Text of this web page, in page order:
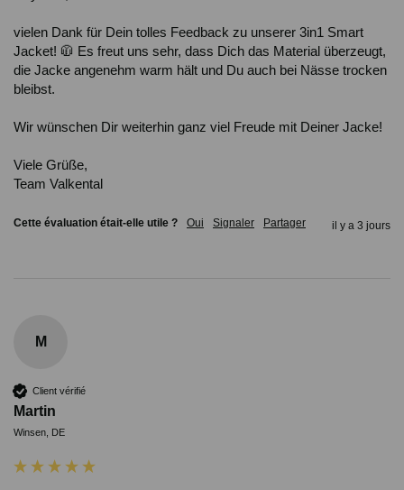
vielen Dank für Dein tolles Feedback zu unserer 3in1 Smart
Jacket! 🧥 Es freut uns sehr, dass Dich das Material überzeugt,
die Jacke angenehm warm hält und Du auch bei Nässe trocken
bleibst.
Wir wünschen Dir weiterhin ganz viel Freude mit Deiner Jacke!
Viele Grüße,
Team Valkental
Cette évaluation était-elle utile ? Oui Signaler Partager il y a 3 jours
M
Client vérifié
Martin
Winsen, DE